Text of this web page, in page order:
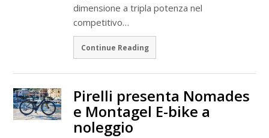
dimensione a tripla potenza nel
competitivo…
Continue Reading
Pirelli presenta Nomades
e Montagel E-bike a
noleggio